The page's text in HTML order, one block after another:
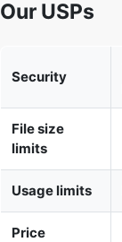
Our USPs
Security
File size
limits
Usage limits
Price